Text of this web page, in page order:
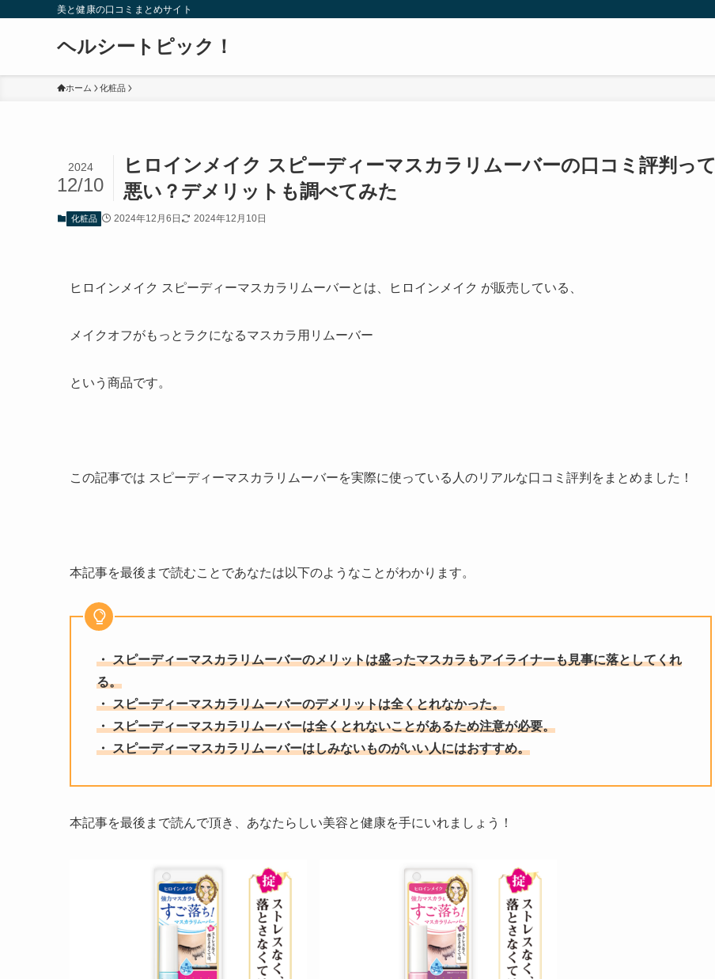
美と健康の口コミまとめサイト
ヘルシートピック！
ホーム 化粧品
ヒロインメイク スピーディーマスカラリムーバーの口コミ評判って
悪い？デメリットも調べてみた
2024
12/10
化粧品 2024年12月6日 2024年12月10日
ヒロインメイク スピーディーマスカラリムーバーとは、ヒロインメイク が販売している、
メイクオフがもっとラクになるマスカラ用リムーバー
という商品です。
この記事では スピーディーマスカラリムーバーを実際に使っている人のリアルな口コミ評判をまとめました！
本記事を最後まで読むことであなたは以下のようなことがわかります。
・ スピーディーマスカラリムーバーのメリットは盛ったマスカラもアイライナーも見事に落としてくれ
る。
・ スピーディーマスカラリムーバーのデメリットは全くとれなかった。
・ スピーディーマスカラリムーバーは全くとれないことがあるため注意が必要。
・ スピーディーマスカラリムーバーはしみないものがいい人にはおすすめ。
本記事を最後まで読んで頂き、あなたらしい美容と健康を手にいれましょう！